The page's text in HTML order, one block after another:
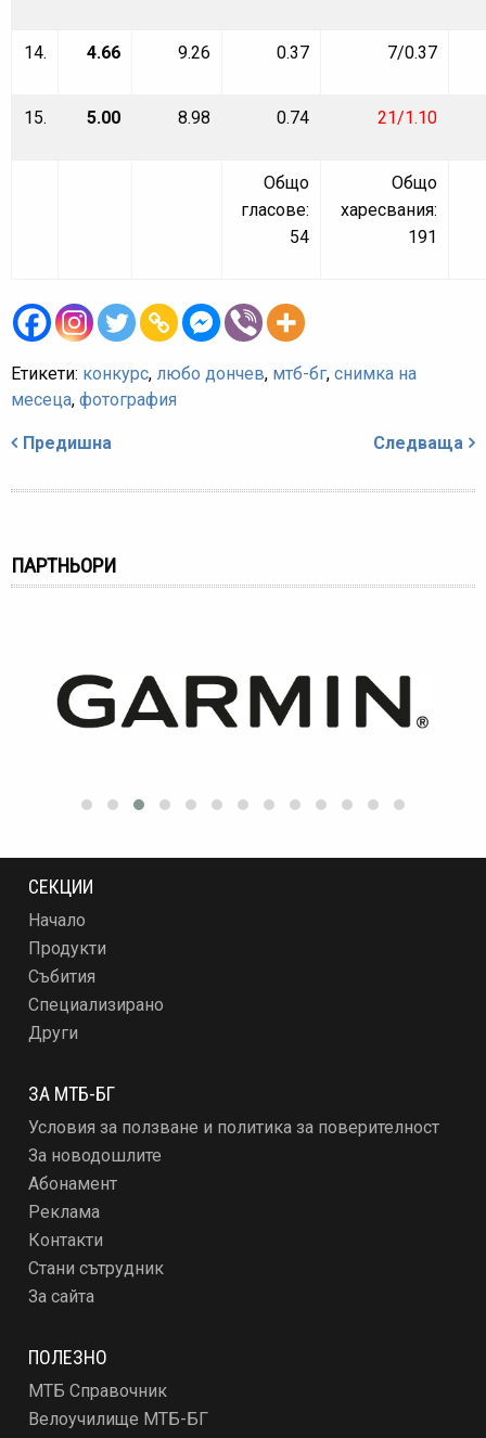
14. 4.66 9.26 0.37 7/0.37
15. 5.00 8.98 0.74 21/1.10
Общо
гласове:
54
Общо
харесвания:
191
Етикети: конкурс, любо дончев, мтб-бг, снимка на
месеца, фотография
Предишна Следваща
ПАРТНЬОРИ
СЕКЦИИ
Начало
Продукти
Събития
Специализирано
Други
ЗА МТБ-БГ
Условия за ползване и политика за поверителност
За новодошлите
Абонамент
Реклама
Контакти
Стани сътрудник
За сайта
ПОЛЕЗНО
МТБ Справочник
Велоучилище МТБ-БГ